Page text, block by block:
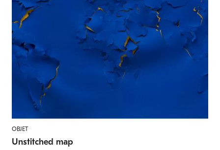
OBJET
Unstitched map